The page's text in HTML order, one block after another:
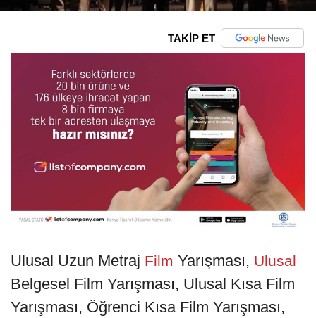
TAKİP ET
Ulusal Uzun Metraj Film Yarışması, Ulusal
Belgesel Film Yarışması, Ulusal Kısa Film
Yarışması, Öğrenci Kısa Film Yarışması,